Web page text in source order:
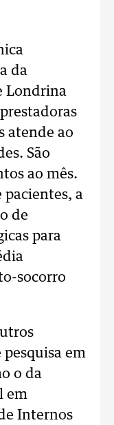
da
Londrina
atende ao
São
ao mês.
pacientes, a
de
para
socorro
em
o da
em
Internos